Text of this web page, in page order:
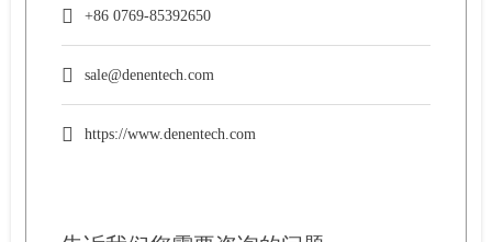
+86 0769-85392650
sale@denentech.com
https://www.denentech.com